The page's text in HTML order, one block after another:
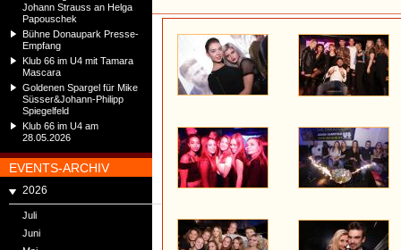
Johann Strauss an Helga
Papouschek
Bühne Donaupark Presse-
Empfang
Klub 66 im U4 mit Tamara
Mascara
Goldenen Spargel für Mike
Süsser&Johann-Philipp
Spiegelfeld
Klub 66 im U4 am
28.05.2026
EVENTS-ARCHIV
2026
Juli
Juni